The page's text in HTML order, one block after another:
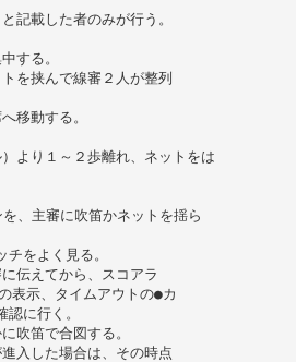
記載した者のみが行う。
する。
を挟んで線審２人が整列
移動する。
より１～２歩離れ、ネットをは
、主審に吹笛かネットを揺ら
をよく見る。
伝えてから、スコアラ
表示、タイムアウトの●カ
に行く。
吹笛で合図する。
入した場合は、その時点